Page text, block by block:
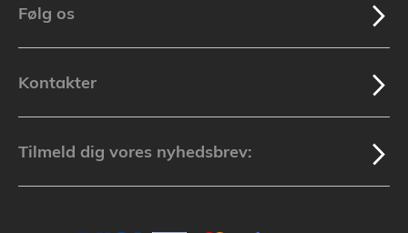
Følg os
Kontakter
Tilmeld dig vores nyhedsbrev: